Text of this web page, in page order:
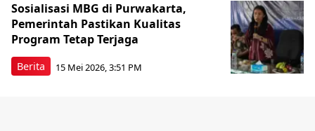
Berita
Sosialisasi MBG di Purwakarta,
Pemerintah Pastikan Kualitas
Program Tetap Terjaga
15 Mei 2026, 3:51 PM